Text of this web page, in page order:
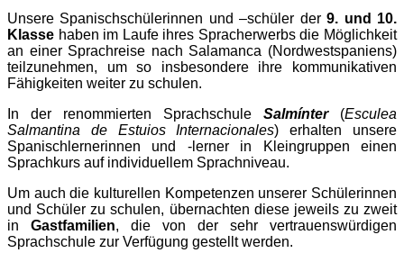
Unsere Spanischschülerinnen und –schüler der9. und 10.
Klasse haben im Laufe ihres Spracherwerbs die Möglichkeit
an einer Sprachreise nach Salamanca (Nordwestspaniens)
teilzunehmen, um so insbesondere ihre kommunikativen
Fähigkeiten weiter zu schulen.
In der renommierten Sprachschule Salmínter(Esculea
Salmantina de Estuios Internacionales) erhalten unsere
Spanischlernerinnen und -lerner in Kleingruppen einen
Sprachkurs auf individuellem Sprachniveau.
Um auch die kulturellen Kompetenzen unserer Schülerinnen
und Schüler zu schulen, übernachten diese jeweils zu zweit
in Gastfamilien, die von der sehr vertrauenswürdigen
Sprachschule zur Verfügung gestellt werden.